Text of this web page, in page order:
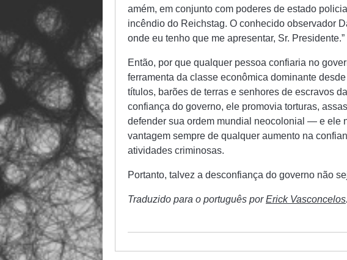
amém, em conjunto com poderes de estado
incêndio do Reichstag. O conhecido observador
onde eu tenho que me apresentar, Sr. Presidente.”
Então, por que qualquer pessoa confiaria no
ferramenta da classe econômica dominante
títulos, barões de terras e senhores de escravos
confiança do governo, ele promovia torturas,
defender sua ordem mundial neocolonial — e ele
vantagem sempre de qualquer aumento na
atividades criminosas.
Portanto, talvez a desconfiança do governo não
Traduzido para o português porErick Vasconcelos.